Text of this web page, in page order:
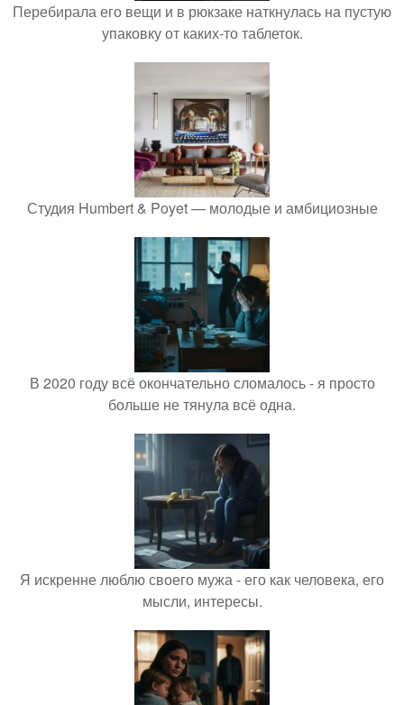
Перебирала его вещи и в рюкзаке наткнулась на пустую
упаковку от каких-то таблеток.
Студия Humbert & Poyet — молодые и амбициозные
В 2020 году всё окончательно сломалось - я просто
больше не тянула всё одна.
Я искренне люблю своего мужа - его как человека, его
мысли, интересы.